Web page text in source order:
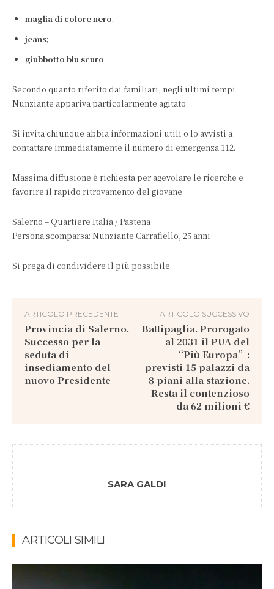
maglia di colore nero;
jeans;
giubbotto blu scuro.
Secondo quanto riferito dai familiari, negli ultimi tempi
Nunziante appariva particolarmente agitato.
Si invita chiunque abbia informazioni utili o lo avvisti a
contattare immediatamente il numero di emergenza 112.
Massima diffusione è richiesta per agevolare le ricerche e
favorire il rapido ritrovamento del giovane.
Salerno – Quartiere Italia / Pastena
Persona scomparsa: Nunziante Carrafiello, 25 anni
Si prega di condividere il più possibile.
ARTICOLO PRECEDENTE
Provincia di Salerno.
Successo per la
seduta di
insediamento del
nuovo Presidente
ARTICOLO SUCCESSIVO
Battipaglia. Prorogato
al 2031 il PUA del
“Più Europa”:
previsti 15 palazzi da
8 piani alla stazione.
Resta il contenzioso
da 62 milioni €
SARA GALDI
ARTICOLI SIMILI